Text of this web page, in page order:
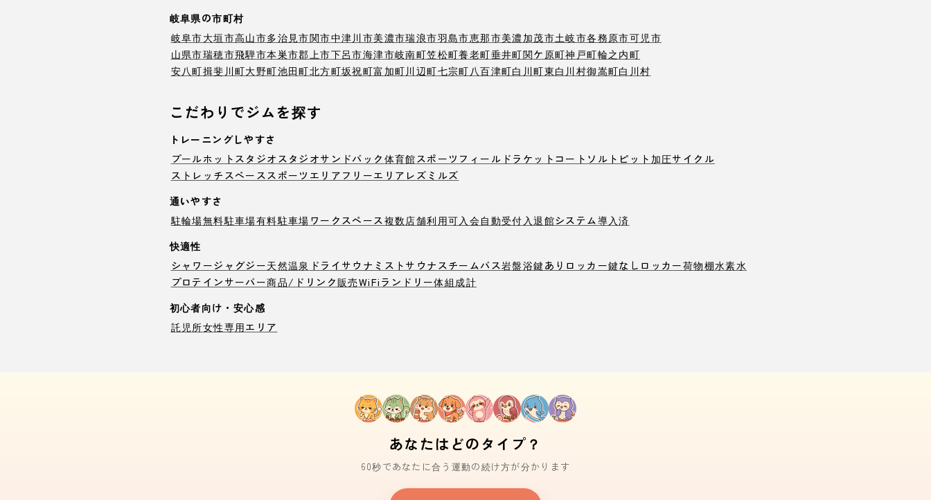
岐阜県の市町村
岐阜市大垣市高山市多治見市関市中津川市美濃市瑞浪市羽島市恵那市美濃加茂市土岐市各務原市可児市
山県市瑞穂市飛騨市本巣市郡上市下呂市海津市岐南町笠松町養老町垂井町関ケ原町神戸町輪之内町
安八町揖斐川町大野町池田町北方町坂祝町富加町川辺町七宗町 八百津町白川町東白川村御嵩町白川村
こだわりでジムを探す
トレーニングしやすさ
プールホットスタジオ スタジオサンドバック 体育館スポーツフィールド ラケットコート ソルトピット 加圧サイクル
ストレッチスペーススポーツエリア フリーエリア レズミルズ
通いやすさ
駐輪場無料駐車場有料駐車場 ワークスペース複数店舗利用可入会自動受付 入退館システム導入済
快適性
シャワージャグジー天然温泉 ドライサウナ ミストサウナ スチームバス岩盤浴鍵ありロッカー鍵なしロッカー荷物棚水素水
プロテインサーバー商品/ドリンク販売WiFi ランドリー体組成計
初心者向け・安心感
託児所女性専用エリア
あなたはどのタイプ？
60秒であなたに合う運動の続け方が分かります